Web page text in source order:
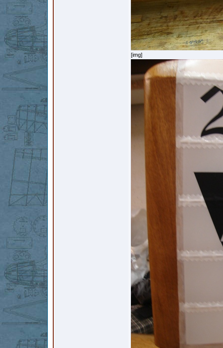
[img]